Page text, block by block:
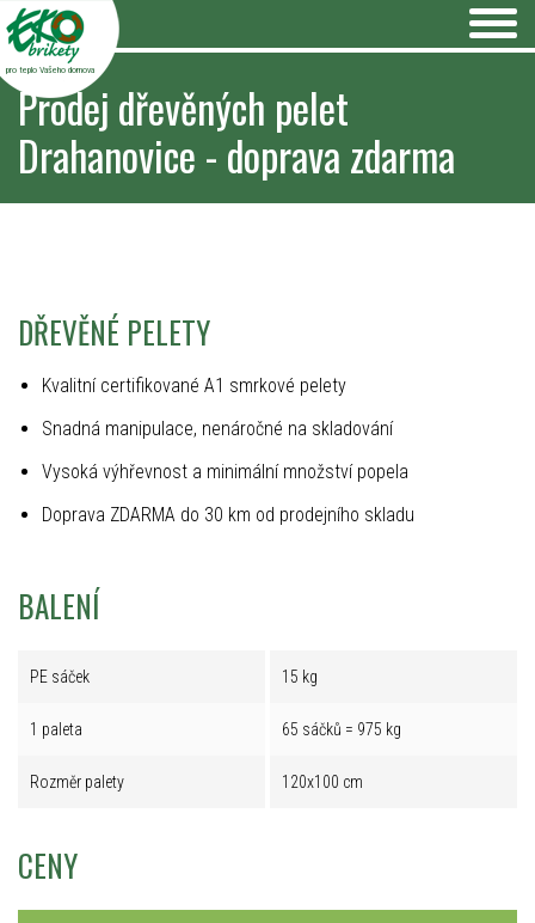
pro teplo Vašeho domova
Prodej dřevěných pelet
Drahanovice - doprava zdarma
DŘEVĚNÉ PELETY
Kvalitní certifikované A1 smrkové pelety
Snadná manipulace, nenáročné na skladování
Vysoká výhřevnost a minimální množství popela
Doprava ZDARMA do 30 km od prodejního skladu
BALENÍ
PE sáček 15 kg
1 paleta 65 sáčků = 975 kg
Rozměr palety 120x100 cm
CENY